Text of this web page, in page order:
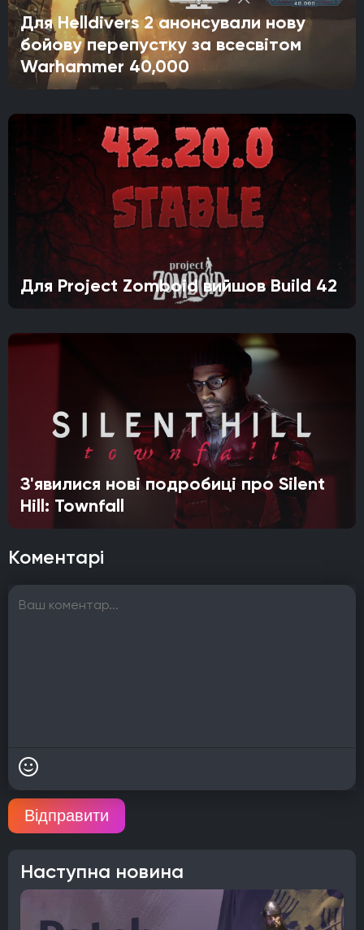
Для Helldivers 2 анонсували нову
бойову перепустку за всесвітом
Warhammer 40,000
Для Project Zomboid вийшов Build 42
З'явилися нові подробиці про Silent
Hill: Townfall
Коментарі
Відправити
Наступна новина